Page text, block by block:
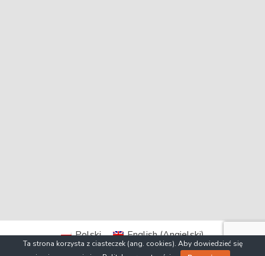
Ta strona korzysta z ciasteczek (ang. cookies). Aby dowiedzieć się
Polski English(Angielski)